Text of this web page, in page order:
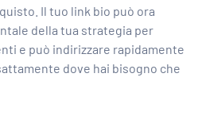
Il tuo link bio può ora
della tua strategia per
e può indirizzare rapidamente
dove hai bisogno che